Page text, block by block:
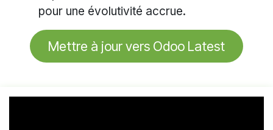
pour une évolutivité accrue.
Mettre à jour vers Odoo Latest